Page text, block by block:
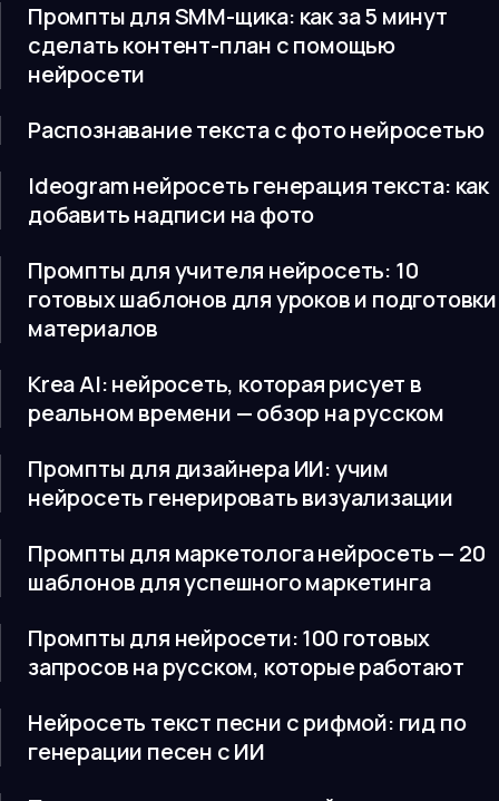
Промпты для SMM-щика: как за 5 минут
сделать контент-план с помощью
нейросети
Распознавание текста с фото нейросетью
Ideogram нейросеть генерация текста: как
добавить надписи на фото
Промпты для учителя нейросеть: 10
готовых шаблонов для уроков и подготовки
материалов
Krea AI: нейросеть, которая рисует в
реальном времени — обзор на русском
Промпты для дизайнера ИИ: учим
нейросеть генерировать визуализации
Промпты для маркетолога нейросеть — 20
шаблонов для успешного маркетинга
Промпты для нейросети: 100 готовых
запросов на русском, которые работают
Нейросеть текст песни с рифмой: гид по
генерации песен с ИИ